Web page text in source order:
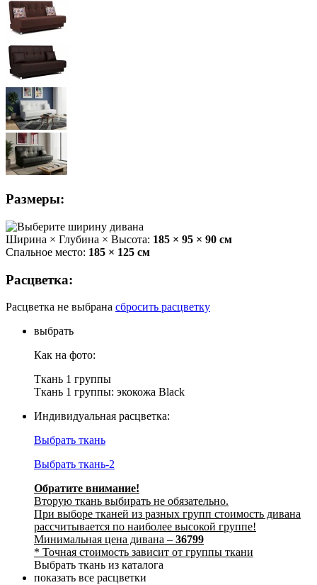
Размеры:
Ширина × Глубина × Высота: 185 × 95 × 90 см
Спальное место: 185 × 125 см
Расцветка:
Расцветка не выбрана сбросить расцветку
выбрать
Как на фото:
Ткань 1 группы
Ткань 1 группы: экокожа Black
Индивидуальная расцветка:
Выбрать ткань
Выбрать ткань-2
Обратите внимание!
Вторую ткань выбирать не обязательно.
При выборе тканей из разных групп стоимость дивана
рассчитывается по наиболее высокой группе!
Минимальная цена дивана – 36799
* Точная стоимость зависит от группы ткани
Выбрать ткань из каталога
показать все расцветки